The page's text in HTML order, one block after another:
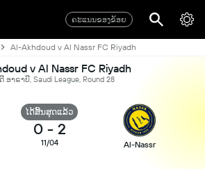
ຄະແນນຂອງຂ້ອຍ
Al-Akhdoud v Al Nassr FC Riyadh
v Al Nassr FC Riyadh
ອາຣາບີ, Saudi League, Round 28
ໄດ້ສິ້ນສຸດແລ້ວ
0 - 2
11/04 Al-Nassr